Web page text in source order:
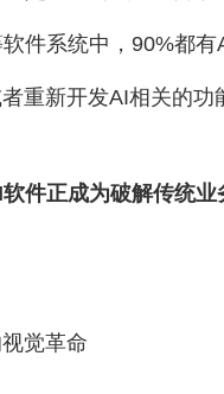
件系统中，90%都
重新开发AI相关的功
件正成为破解传统
觉革命